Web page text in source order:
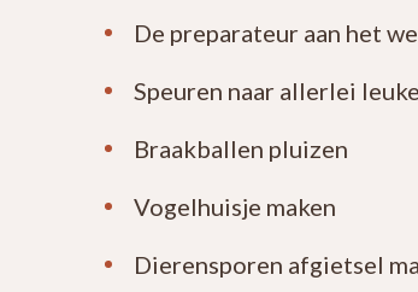
De preparateur aan het
Speuren naar allerlei
Braakballen pluizen
Vogelhuisje maken
Dierensporen afgietsel